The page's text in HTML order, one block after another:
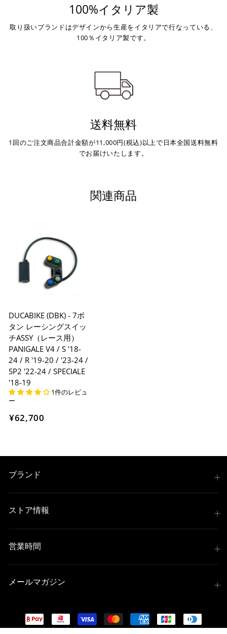
※ 税込300,000円以上のお買い物の際にはご利用頂けま
※ お支払いは現金のみとなります。
お振り込みください。
入金確認が取れ次第、商品を手配させて頂きます。
※ お支払期限はご注文日より7日以内とさせて頂いてお
100%イタリア製
取り扱いブランドはデザインから生産をイタリアで行なっている、
100％イタリア製です。
送料無料
1回のご注文商品合計金額が11,000円(税込)以上で日本全国送料無料
でお届けいたします。
関連商品
DUCABIKE (DBK) - 7ボ
タン レーシングスイッ
チASSY（レース用）
PANIGALE V4 / S '18-
24 / R '19-20 / '23-24 /
SP2 '22-24 / SPECIALE
'18-19
1件のレビュ
ー
¥62,700
ブランド
ストア情報
営業時間
メールマガジン